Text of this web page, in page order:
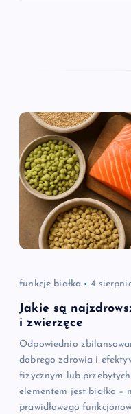
funkcje białka 4
Jakie są
i zwierzęce
Odpowiednio
dobrego zdrowia i
fizycznym lub
elementem jest białko –
prawidłowego